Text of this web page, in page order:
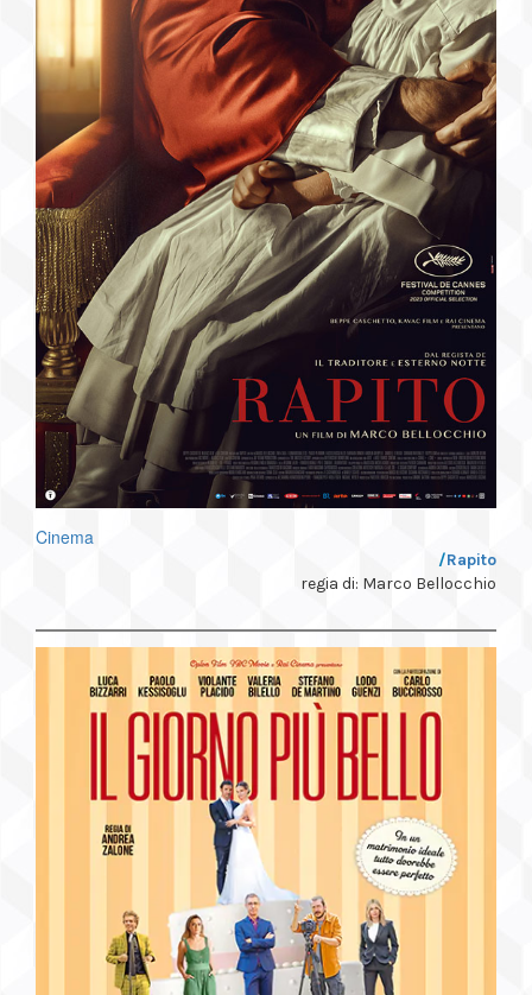
Cinema
/Rapito
regia di: Marco Bellocchio